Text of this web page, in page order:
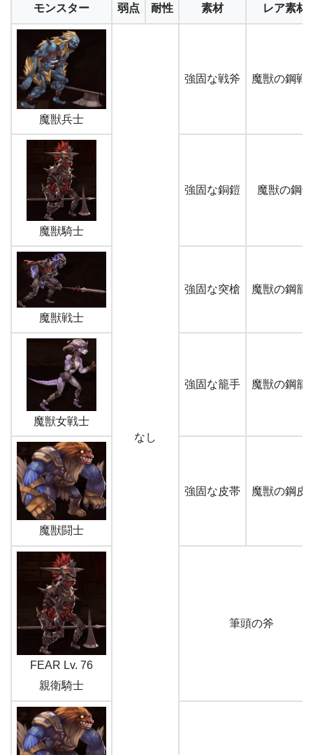
モンスター 弱点 耐性 素材 レア素材
魔獣兵士
なし
強固な戦斧 魔獣の鋼戦
魔獣騎士
強固な銅鎧 魔獣の鋼鎧
魔獣戦士
強固な突槍 魔獣の鋼籠
魔獣女戦士
強固な籠手 魔獣の鋼籠
魔獣闘士
強固な皮帯 魔獣の鋼皮
FEAR Lv. 76
親衛騎士
筆頭の斧